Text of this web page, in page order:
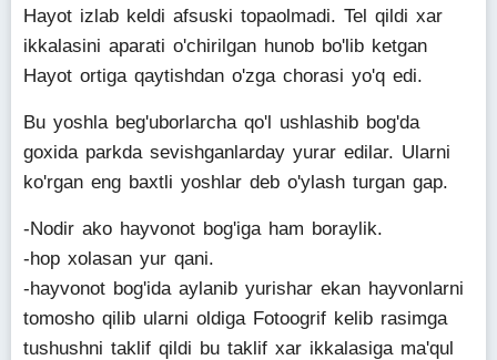
Hayot izlab keldi afsuski topaolmadi. Tel qildi xar
ikkalasini aparati o'chirilgan hunob bo'lib ketgan
Hayot ortiga qaytishdan o'zga chorasi yo'q edi.
Bu yoshla beg'uborlarcha qo'l ushlashib bog'da
goxida parkda sevishganlarday yurar edilar. Ularni
ko'rgan eng baxtli yoshlar deb o'ylash turgan gap.
-Nodir ako hayvonot bog'iga ham boraylik.
-hop xolasan yur qani.
-hayvonot bog'ida aylanib yurishar ekan hayvonlarni
tomosho qilib ularni oldiga Fotoogrif kelib rasimga
tushushni taklif qildi bu taklif xar ikkalasiga ma'qul